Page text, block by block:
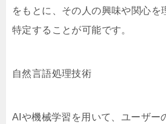
をもとに、その人の興味や関心を
特定することが可能です。
自然言語処理技術
AIや機械学習を用いて、ユーザー